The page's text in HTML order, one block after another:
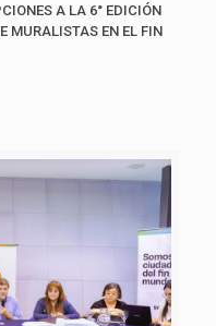
A LA 6° EDICIÓN
MURALISTAS EN EL FIN